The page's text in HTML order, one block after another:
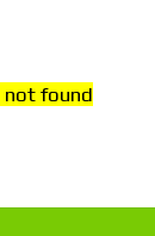
not found